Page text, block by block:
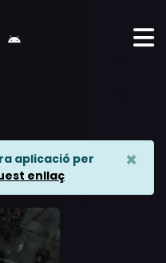
aplicació per
enllaç
×